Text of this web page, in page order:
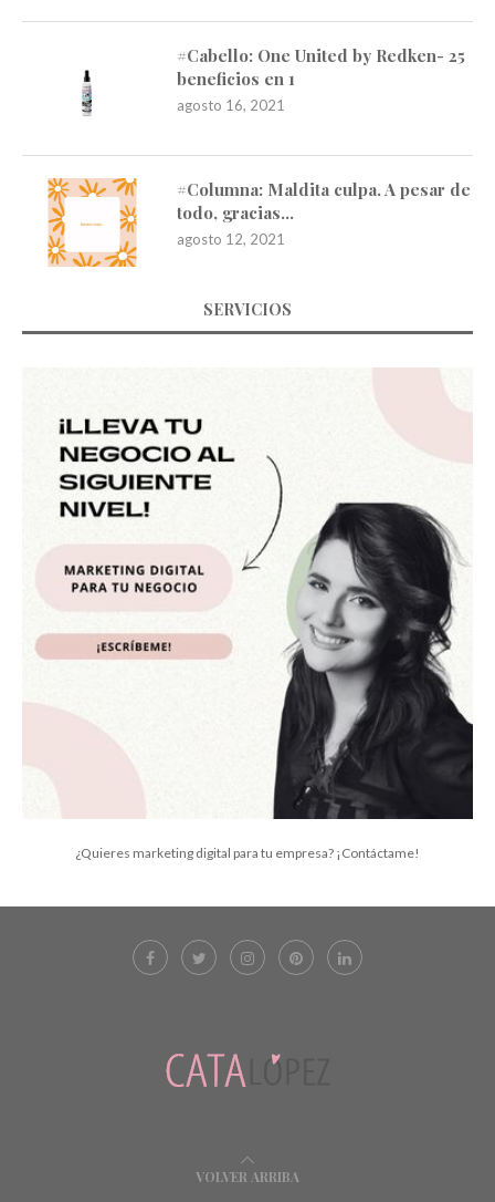
#Cabello: One United by Redken- 25
beneficios en 1
agosto 16, 2021
#Columna: Maldita culpa. A pesar de
todo, gracias…
agosto 12, 2021
SERVICIOS
¿Quieres marketing digital para tu empresa? ¡Contáctame!
VOLVER ARRIBA